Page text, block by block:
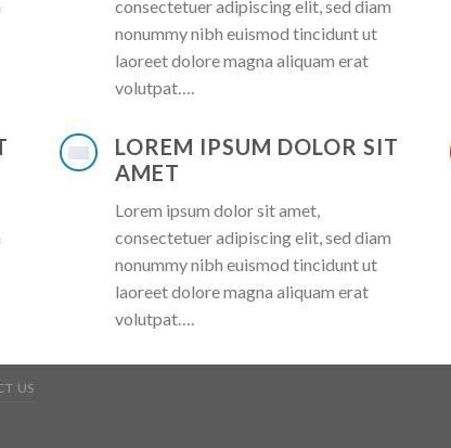
consectetuer adipiscing elit, sed diam
nonummy nibh euismod tincidunt ut
laoreet dolore magna aliquam erat
volutpat….
LOREM IPSUM DOLOR SIT
AMET
Lorem ipsum dolor sit amet,
consectetuer adipiscing elit, sed diam
nonummy nibh euismod tincidunt ut
laoreet dolore magna aliquam erat
volutpat….
US